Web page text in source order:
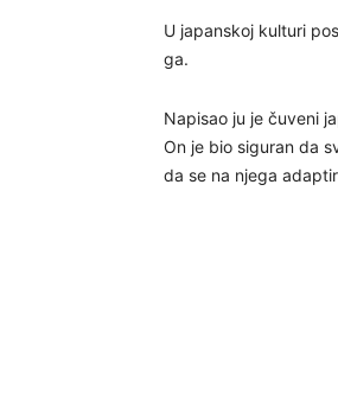
U japanskoj kulturi
ga.
Napisao ju je čuveni
On je bio siguran da
da se na njega